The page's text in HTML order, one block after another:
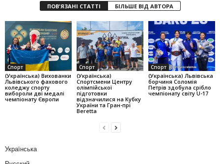
ПОВ'ЯЗАНІ СТАТТІ БІЛЬШЕ ВІД АВТОРА
Спорт
(Українська) Вихованки
Львівського фахового
коледжу спорту
вибороли дві медалі
чемпіонату Європи
Спорт
(Українська)
Спортсмени Центру
олімпійської
підготовки
відзначилися на Кубку
України та Гран-прі
Beretta
Спорт
(Українська) Львівська
борчиня Соломія
Петрів здобула срібло
чемпіонату світу U-17
Українська